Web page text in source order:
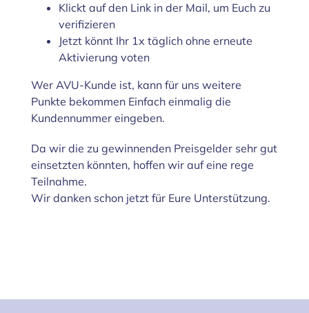
Klickt auf den Link in der Mail, um Euch zu
verifizieren
Jetzt könnt Ihr 1x täglich ohne erneute
Aktivierung voten
Wer AVU-Kunde ist, kann für uns weitere
Punkte bekommen Einfach einmalig die
Kundennummer eingeben.
Da wir die zu gewinnenden Preisgelder sehr gut
einsetzten könnten, hoffen wir auf eine rege
Teilnahme.
Wir danken schon jetzt für Eure Unterstützung.